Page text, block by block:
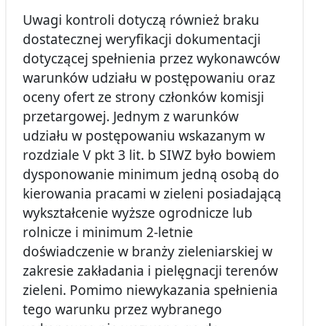
Uwagi kontroli dotyczą również braku
dostatecznej weryfikacji dokumentacji
dotyczącej spełnienia przez wykonawców
warunków udziału w postępowaniu oraz
oceny ofert ze strony członków komisji
przetargowej. Jednym z warunków
udziału w postępowaniu wskazanym w
rozdziale V pkt 3 lit. b SIWZ było bowiem
dysponowanie minimum jedną osobą do
kierowania pracami w zieleni posiadającą
wykształcenie wyższe ogrodnicze lub
rolnicze i minimum 2-letnie
doświadczenie w branży zieleniarskiej w
zakresie zakładania i pielęgnacji terenów
zieleni. Pomimo niewykazania spełnienia
tego warunku przez wybranego